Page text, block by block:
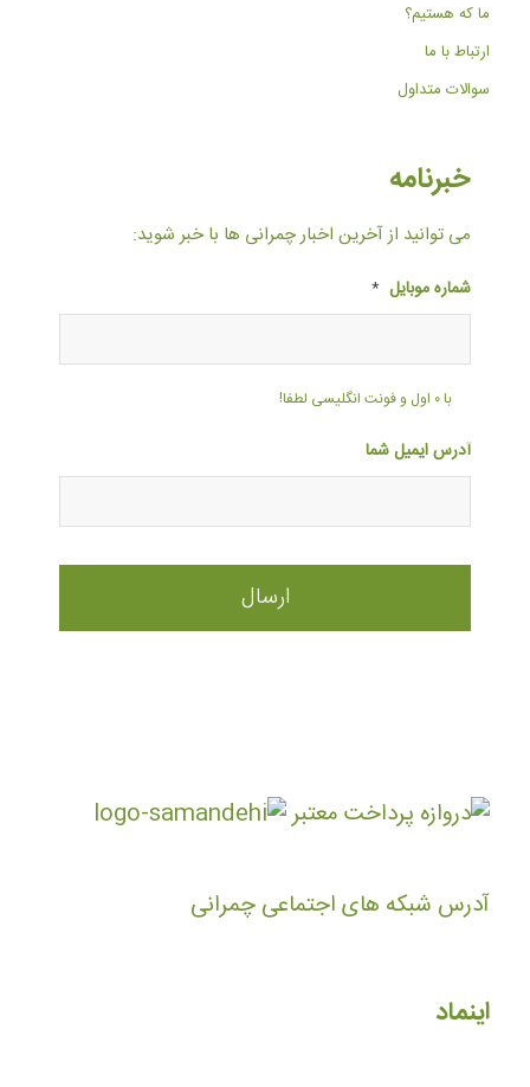
ما که هستیم؟
ارتباط با ما
سوالات متداول
خبرنامه
می توانید از آخرین اخبار چمرانی ها با خبر شوید:
شماره موبایل *
با ۰ اول و فونت انگلیسی لطفا!
آدرس ایمیل شما
آدرس شبکه های اجتماعی چمرانی
اینماد